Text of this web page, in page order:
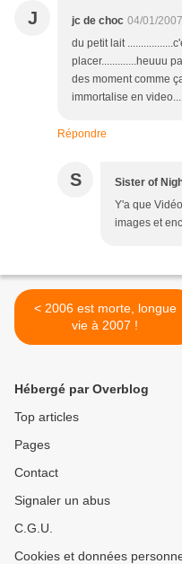
J jc de choc 04/01/
du petit lait
placer.............heuuu
des moment comme
immortalise en
Répondre
S Sister of
Y'a que
images et
< 2006 est morte, longue
vie à 2007 !
Hébergé par Overblog
Top articles
Pages
Contact
Signaler un abus
C.G.U.
Cookies et données